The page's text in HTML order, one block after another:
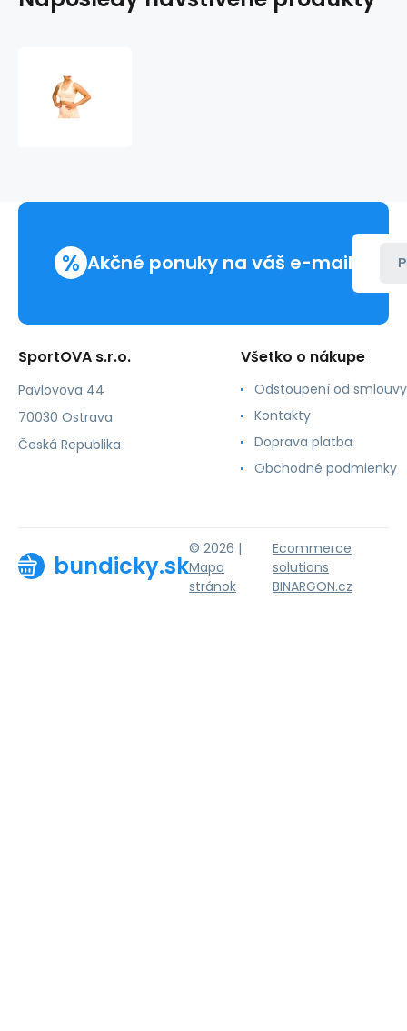
% Akčné ponuky na váš e-mail
SportOVA s.r.o.
Pavlovova 44
70030 Ostrava
Česká Republika
Všetko o nákupe
Odstoupení od smlouvy
Kontakty
Doprava platba
Obchodné podmienky
bundicky.sk
© 2026 |
Mapa
stránok
Ecommerce
solutions
BINARGON.cz